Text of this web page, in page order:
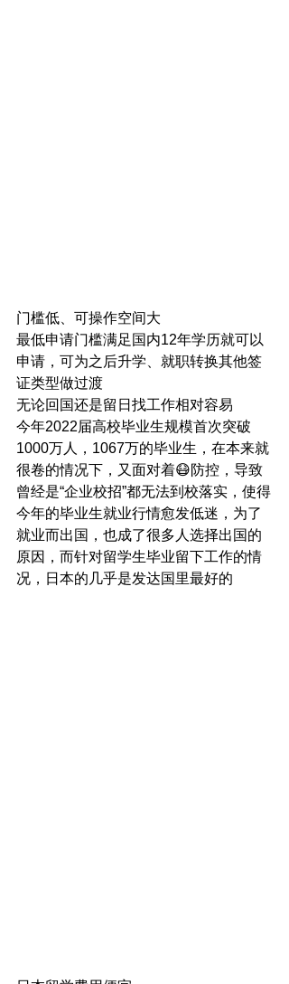
门槛低、可操作空间大
最低申请门槛满足国内12年学历就可以
申请，可为之后升学、就职转换其他签
证类型做过渡
无论回国还是留日找工作相对容易
今年2022届高校毕业生规模首次突破
1000万人，1067万的毕业生，在本来就
很卷的情况下，又面对着😷防控，导致
曾经是“企业校招”都无法到校落实，使得
今年的毕业生就业行情愈发低迷，为了
就业而出国，也成了很多人选择出国的
原因，而针对留学生毕业留下工作的情
况，日本的几乎是发达国里最好的